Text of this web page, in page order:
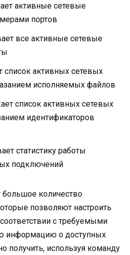
активные сетевые
портов
все активные сетевые
список активных сетевых
исполняемых файлов
список активных сетевых
идентификаторов
статистику работы
подключений
количество
позволяют настроить
с требуемыми
информацию о доступных
получить, используя команду